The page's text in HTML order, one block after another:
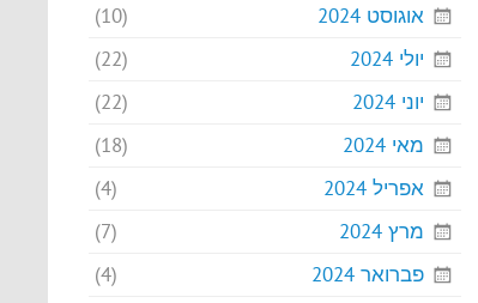
אוגוסט 2024
(10)
יולי 2024
(22)
יוני 2024
(22)
מאי 2024
(18)
אפריל 2024
(4)
מרץ 2024
(7)
פברואר 2024
(4)